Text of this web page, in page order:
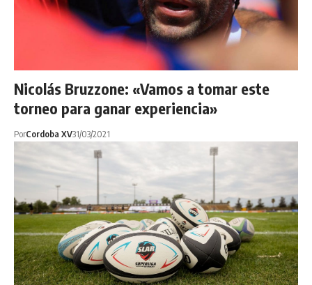
Nicolás Bruzzone: «Vamos a tomar este
torneo para ganar experiencia»
PorCordoba XV31/03/2021